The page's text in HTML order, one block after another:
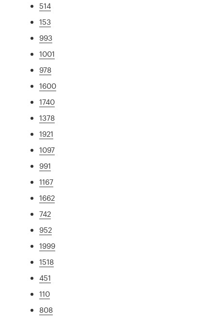
514
153
993
1001
978
1600
1740
1378
1921
1097
991
1167
1662
742
952
1999
1518
451
110
808